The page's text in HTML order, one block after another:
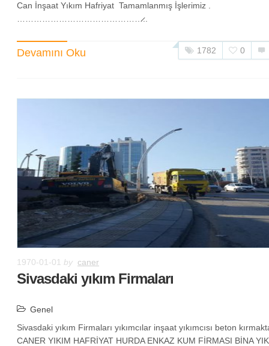
Can İnşaat Yıkım Hafriyat Tamamlanmış İşlerimiz .
………………………………………̷..
Devamını Oku 1782 0
1970-01-01 by caner
Sivasdaki yıkım Firmaları
Genel
Sivasdaki yıkım Firmaları yıkımcılar inşaat yıkımcısı beton
CANER YIKIM HAFRİYAT HURDA ENKAZ KUM FİRMASI BİNA